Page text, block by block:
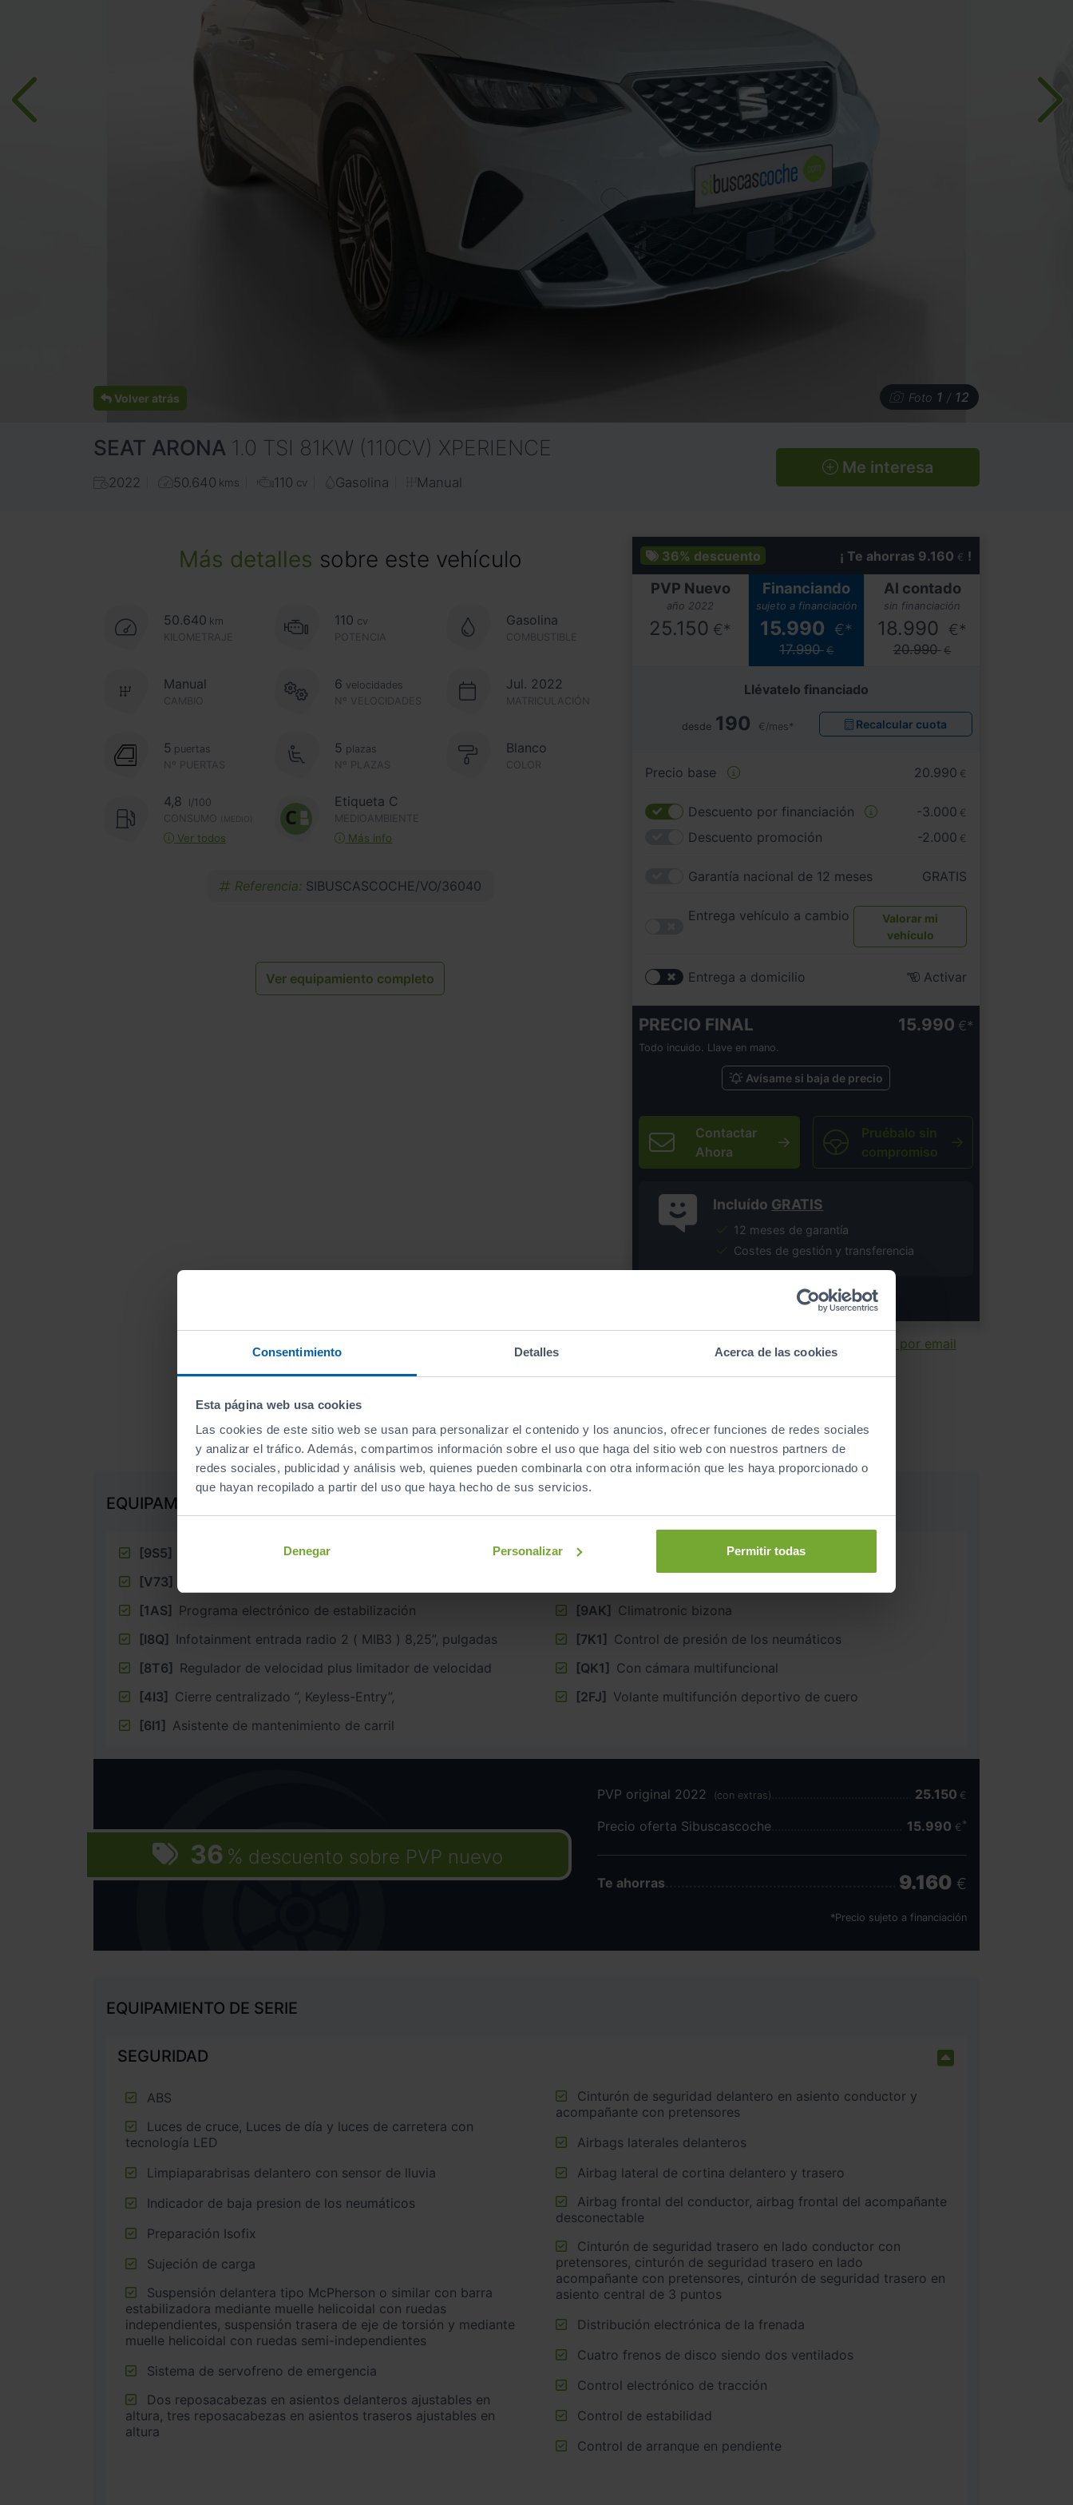
Consentimiento Detalles Acerca de las cookies
Esta página web usa cookies
Las cookies de este sitio web se usan para personalizar el contenido y los anuncios, ofrecer funciones de redes sociales
y analizar el tráfico. Además, compartimos información sobre el uso que haga del sitio web con nuestros partners de
redes sociales, publicidad y análisis web, quienes pueden combinarla con otra información que les haya proporcionado o
que hayan recopilado a partir del uso que haya hecho de sus servicios.
Denegar Personalizar Permitir todas
Volver atrás Foto 1 / 12
SEAT ARONA 1.0 TSI 81KW (110CV) XPERIENCE
2022 50.640 kms 110 cv Gasolina Manual
Me interesa
Más detalles sobre este vehículo
50.640 km
KILOMETRAJE
110 cv
POTENCIA
Gasolina
COMBUSTIBLE
CAMBIO
Manual
Nº VELOCIDADES
6 velocidades Jul. 2022
MATRICULACIÓN
Nº PUERTAS
5 puertas
Nº PLAZAS
5 plazas Blanco
COLOR
4,8
l/100
CONSUMO
(MEDIO)
Ver todos
Etiqueta C
MEDIOAMBIENTE
Más info
Referencia: SIBUSCASCOCHE/VO/36040
Ver equipamiento completo
36% descuento ¡ Te ahorras 9.160 € !
PVP Nuevo
año 2022
25.150 €*
Financiando
sujeto a financiación
15.990 €*
17.990 €
Al contado
sin financiación
18.990 €*
20.990 €
Llévatelo financiado
desde 190 €/mes* Recalcular cuota
Precio base 20.990 €
Descuento por financiación -3.000 €
Descuento promoción -2.000 €
Garantía nacional de 12 meses GRATIS
Entrega vehículo a cambio
Valorar mi
vehículo
Entrega a domicilio Activar
PRECIO FINAL 15.990 €
Todo incuido. Llave en mano.
Avísame si baja de precio
Contactar
Ahora
Pruébalo sin
compromiso
Incluído GRATIS
12 meses de garantía
Costes de gestión y transferencia
* Precio válido salvo error tipográfico.
Imprimir ficha Enviar por email
Equipamientode este vehículo
EQUIPAMIENTO EXTRA
[9S5]
Pantalla multifunción con ordenador de a bordo
[V73]
[1AS] Programa electrónico de estabilización
[I8Q]
Infotainment entrada radio 2 ( MIB3 ) 8,25”, pulgadas
[8T6] Regulador de velocidad plus limitador de velocidad
[4I3] Cierre centralizado ”, Keyless-Entry”,
[6I1] Asistente de mantenimiento de carril
[9WJ]
App-connect con cable e inalámbrico
[9AK] Climatronic bizona
[7K1] Control de presión de los neumáticos
[QK1] Con cámara multifuncional
[2FJ] Volante multifunción deportivo de cuero
36 % descuento sobre PVP nuevo
PVP original 2022 (con extras) 25.150 €
Precio oferta Sibuscascoche 15.990 €
Te ahorras 9.160 €
*Precio sujeto a financiación
EQUIPAMIENTO DE SERIE
SEGURIDAD
ABS
tecnología LED
Limpiaparabrisas delantero con sensor de lluvia
Indicador de baja presion de los neumáticos
Preparación Isofix
Sujeción de carga
estabilizadora mediante muelle helicoidal con ruedas
independientes, suspensión trasera de eje de torsión y mediante
muelle helicoidal con ruedas semi-independientes
Sistema de servofreno de emergencia
altura, tres reposacabezas en asientos traseros ajustables en
altura
acompañante con pretensores
Airbags laterales delanteros
Airbag lateral de cortina delantero y trasero
desconectable
pretensores, cinturón de seguridad trasero en lado
acompañante con pretensores, cinturón de seguridad trasero en
asiento central de 3 puntos
Distribución electrónica de la frenada
Cuatro frenos de disco siendo dos ventilados
Control electrónico de tracción
Control de estabilidad
Control de arranque en pendiente